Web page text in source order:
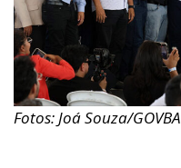
Fotos: Joá Souza/GOVBA